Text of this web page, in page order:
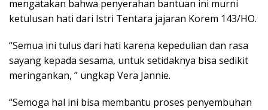
mengatakan bahwa penyerahan bantuan ini murni
ketulusan hati dari Istri Tentara jajaran Korem 143/HO.
“Semua ini tulus dari hati karena kepedulian dan rasa
sayang kepada sesama, untuk setidaknya bisa sedikit
meringankan, ” ungkap Vera Jannie.
“Semoga hal ini bisa membantu proses penyembuhan